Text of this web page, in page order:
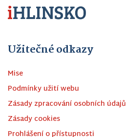
Užitečné odkazy
Mise
Podmínky užití webu
Zásady zpracování osobních údajů
Zásady cookies
Prohlášení o přístupnosti